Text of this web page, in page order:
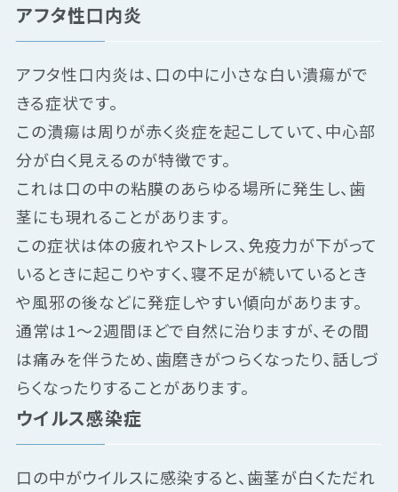
アフタ性口内炎
アフタ性口内炎は、口の中に小さな白い潰瘍がで
きる症状です。
この潰瘍は周りが赤く炎症を起こしていて、中心部
分が白く見えるのが特徴です。
これは口の中の粘膜のあらゆる場所に発生し、歯
茎にも現れることがあります。
この症状は体の疲れやストレス、免疫力が下がって
いるときに起こりやすく、寝不足が続いているとき
や風邪の後などに発症しやすい傾向があります。
通常は1〜2週間ほどで自然に治りますが、その間
は痛みを伴うため、歯磨きがつらくなったり、話しづ
らくなったりすることがあります。
ウイルス感染症
口の中がウイルスに感染すると、歯茎が白くただれ